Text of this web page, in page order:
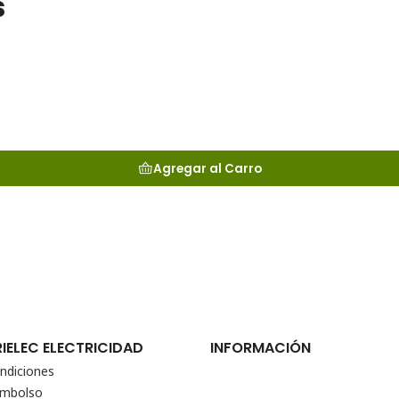
Agregar al Carro
ELECTRICIDAD INFORMACIÓN